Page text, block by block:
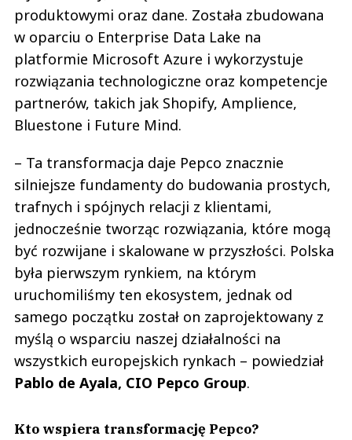
produktowymi oraz dane. Została zbudowana
w oparciu o Enterprise Data Lake na
platformie Microsoft Azure i wykorzystuje
rozwiązania technologiczne oraz kompetencje
partnerów, takich jak Shopify, Amplience,
Bluestone i Future Mind.
– Ta transformacja daje Pepco znacznie
silniejsze fundamenty do budowania prostych,
trafnych i spójnych relacji z klientami,
jednocześnie tworząc rozwiązania, które mogą
być rozwijane i skalowane w przyszłości. Polska
była pierwszym rynkiem, na którym
uruchomiliśmy ten ekosystem, jednak od
samego początku został on zaprojektowany z
myślą o wsparciu naszej działalności na
wszystkich europejskich rynkach – powiedział
Pablo de Ayala, CIO Pepco Group.
Kto wspiera transformację Pepco?